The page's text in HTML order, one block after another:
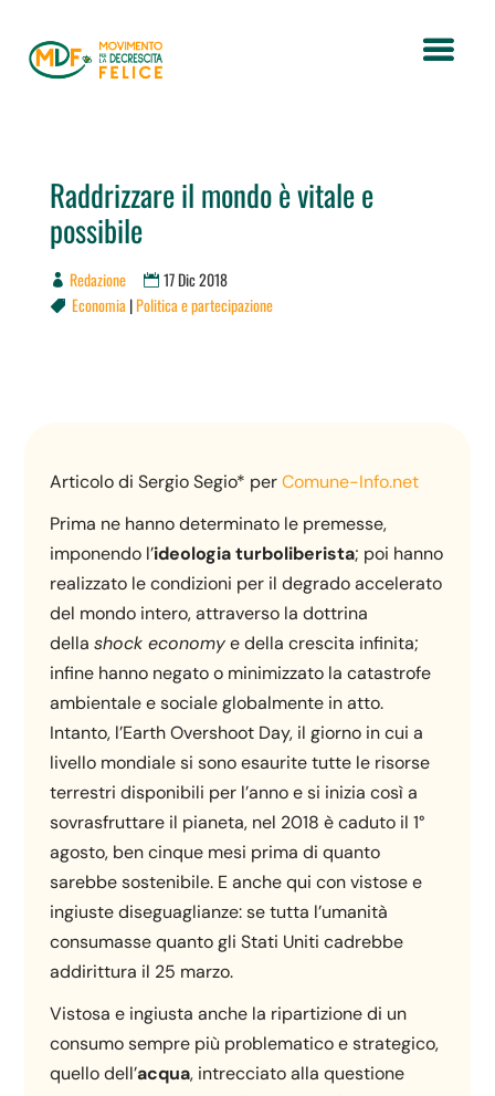
Raddrizzare il mondo è vitale e
possibile
Redazione 17 Dic 2018
 Economia |Politica e partecipazione
Articolo di Sergio Segio* perComune-Info.net
Prima ne hanno determinato le premesse,
imponendo l’ideologia turboliberista; poi hanno
realizzato le condizioni per il degrado accelerato
del mondo intero, attraverso la dottrina
dellashock economye della crescita infinita;
infine hanno negato o minimizzato la catastrofe
ambientale e sociale globalmente in atto.
Intanto, l’Earth Overshoot Day, il giorno in cui a
livello mondiale si sono esaurite tutte le risorse
terrestri disponibili per l’anno e si inizia così a
sovrasfruttare il pianeta, nel 2018 è caduto il 1°
agosto, ben cinque mesi prima di quanto
sarebbe sostenibile. E anche qui con vistose e
ingiuste diseguaglianze: se tutta l’umanità
consumasse quanto gli Stati Uniti cadrebbe
addirittura il 25 marzo.
Vistosa e ingiusta anche la ripartizione di un
consumo sempre più problematico e strategico,
quello dell’acqua, intrecciato alla questione